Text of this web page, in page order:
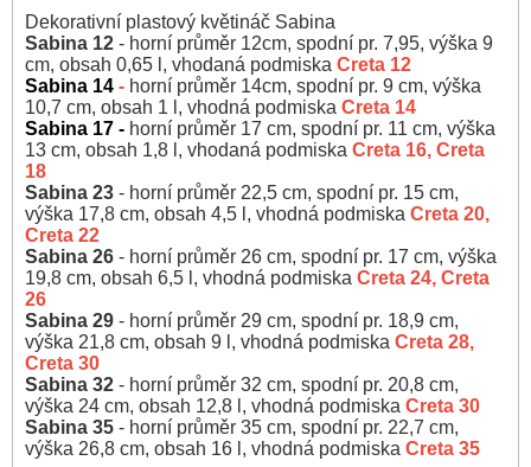
Dekorativní plastový květináč Sabina
Sabina 12 - horní průměr 12cm, spodní pr. 7,95, výška 9
cm, obsah 0,65 l, vhodaná podmiska Creta 12
Sabina 14 - horní průměr 14cm, spodní pr. 9 cm, výška
10,7 cm, obsah 1 l, vhodná podmiska Creta 14
Sabina 17 - horní průměr 17 cm, spodní pr. 11 cm, výška
13 cm, obsah 1,8 l, vhodaná podmiska Creta 16, Creta
18
Sabina 23 - horní průměr 22,5 cm, spodní pr. 15 cm,
výška 17,8 cm, obsah 4,5 l, vhodná podmiska Creta 20,
Creta 22
Sabina 26 - horní průměr 26 cm, spodní pr. 17 cm, výška
19,8 cm, obsah 6,5 l, vhodná podmiska Creta 24, Creta
26
Sabina 29 - horní průměr 29 cm, spodní pr. 18,9 cm,
výška 21,8 cm, obsah 9 l, vhodná podmiska Creta 28,
Creta 30
Sabina 32 - horní průměr 32 cm, spodní pr. 20,8 cm,
výška 24 cm, obsah 12,8 l, vhodná podmiska Creta 30
Sabina 35 - horní průměr 35 cm, spodní pr. 22,7 cm,
výška 26,8 cm, obsah 16 l, vhodná podmiska Creta 35